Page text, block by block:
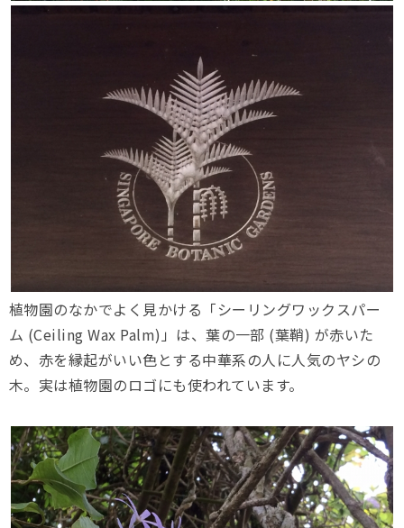
植物園のなかでよく見かける「シーリングワックスパー
ム (Ceiling Wax Palm)」は、葉の一部 (葉鞘) が赤いた
め、赤を縁起がいい色とする中華系の人に人気のヤシの
木。実は植物園のロゴにも使われています。